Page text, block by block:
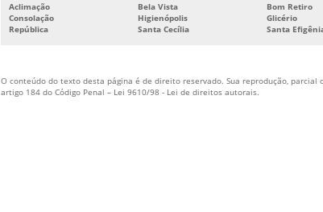
Aclimação Bela Vista Bom Retiro
Consolação
Higienópolis Glicério
República
Santa Cecília Santa
O conteúdo do texto desta página é de direito reservado. Sua reprodução,
artigo 184 do Código Penal – Lei 9610/98 - Lei de direitos autorais.